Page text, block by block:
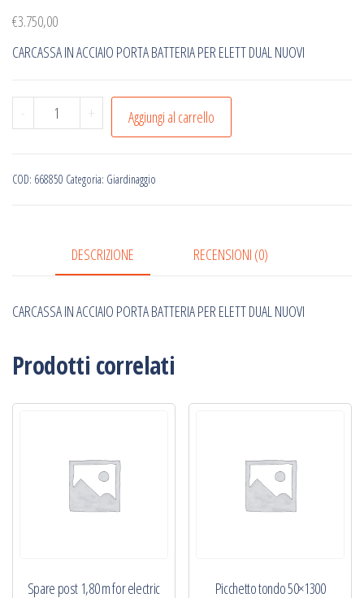
€3.750,00
CARCASSA IN ACCIAIO PORTA BATTERIA PER ELETT DUAL NUOVI
-
CARCASSA
IN
PORTA
quantità
+ Aggiungi al carrello
COD: 668850 Categoria: Giardinaggio
DESCRIZIONE RECENSIONI (0)
CARCASSA IN ACCIAIO PORTA BATTERIA PER ELETT DUAL NUOVI
Prodotti correlati
Spare post 1,80 m for electric Picchetto tondo 50×1300